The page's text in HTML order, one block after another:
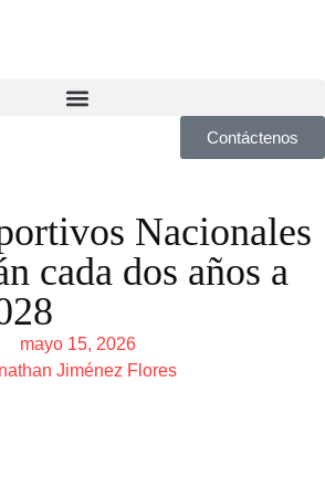
Contáctenos
Nacionales
cada dos años a
mayo 15, 2026
Jiménez Flores